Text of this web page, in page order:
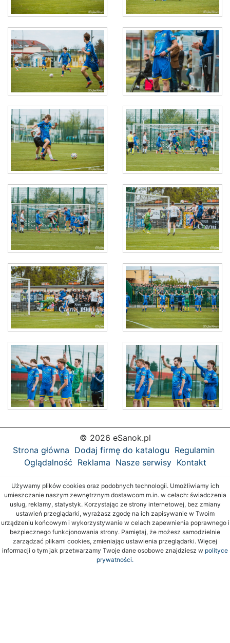
© 2026 eSanok.pl
Strona główna Dodaj firmę do katalogu Regulamin
Oglądalność Reklama Nasze serwisy Kontakt
Używamy plików cookies oraz podobnych technologii. Umożliwiamy ich
umieszczanie naszym zewnętrznym dostawcom m.in. w celach: świadczenia
usług, reklamy, statystyk. Korzystając ze strony internetowej, bez zmiany
ustawień przeglądarki, wyrażasz zgodę na ich zapisywanie w Twoim
urządzeniu końcowym i wykorzystywanie w celach zapewnienia poprawnego i
bezpiecznego funkcjonowania strony. Pamiętaj, że możesz samodzielnie
zarządzać plikami cookies, zmieniając ustawienia przeglądarki. Więcej
informacji o tym jak przetwarzamy Twoje dane osobowe znajdziesz w polityce
prywatności.